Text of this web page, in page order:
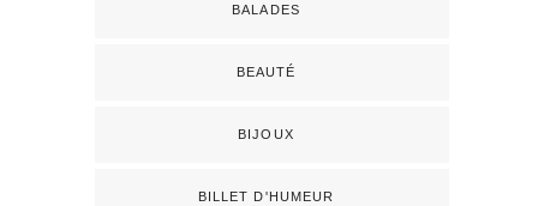
BALADES
BEAUTÉ
BIJOUX
BILLET D'HUMEUR